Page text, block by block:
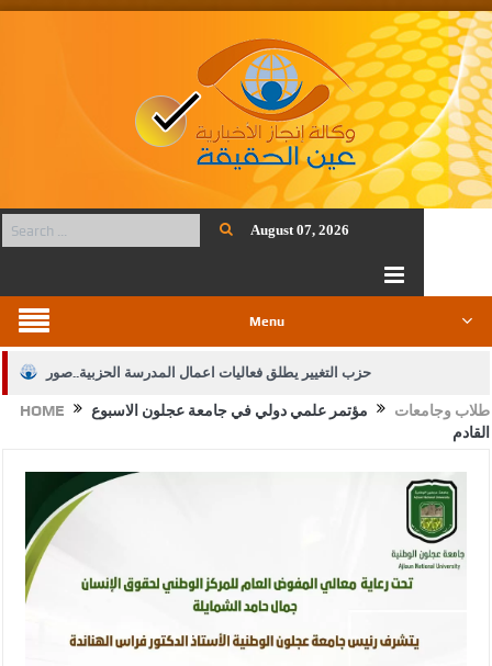
August 07, 2026
Menu
حزب التغيير يطلق فعاليات اعمال المدرسة الحزبية..صور
الجيش يفتح باب التجنيد لحملة البكالوريوس في الحقوق والقانون
النواب يقر مشروع تعديل قانون الملكية العقارية
HOME طلاب وجامعات
مؤتمر علمي دولي في جامعة عجلون الاسبوع
القادم